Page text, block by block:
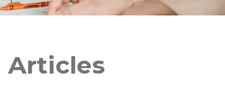
Articles